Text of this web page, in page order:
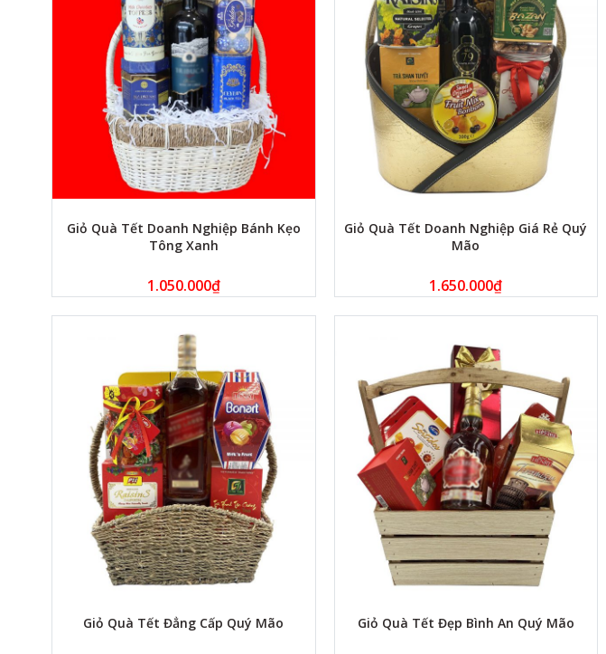
Giỏ Quà Tết Doanh Nghiệp Bánh Kẹo
Tông Xanh
1.050.000₫
Giỏ Quà Tết Doanh Nghiệp Giá Rẻ Quý
Mão
1.650.000₫
Giỏ Quà Tết Đẳng Cấp Quý Mão Giỏ Quà Tết Đẹp Bình An Quý Mão